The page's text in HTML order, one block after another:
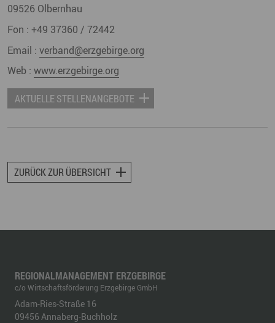
09526 Olbernhau
Fon : +49 37360 / 72442
Email : verband@erzgebirge.org
Web : www.erzgebirge.org
AKTUELLE STELLENANGEBOTE
ZURÜCK ZUR ÜBERSICHT
REGIONALMANAGEMENT ERZGEBIRGE
c/o Wirtschaftsförderung Erzgebirge GmbH
Adam-Ries-Straße 16
09456 Annaberg-Buchholz